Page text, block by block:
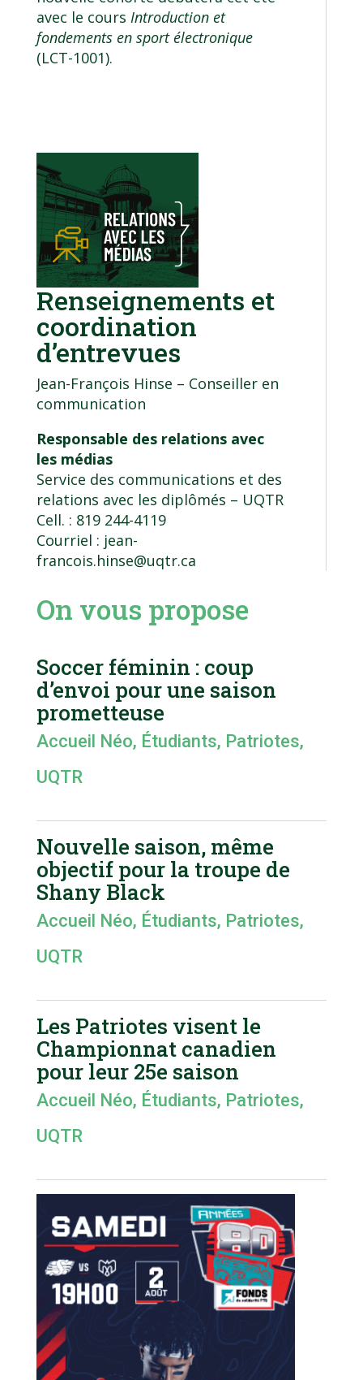
avec le cours Introduction et
fondements en sport électronique
(LCT-1001).
Renseignements et
coordination
d’entrevues
Jean-François Hinse – Conseiller en
communication
Responsable des relations avec
les médias
Service des communications et des
relations avec les diplômés – UQTR
Cell. : 819 244-4119
Courriel : jean-
francois.hinse@uqtr.ca
On vous propose
Soccer féminin : coup
d’envoi pour une saison
prometteuse
Accueil Néo, Étudiants, Patriotes,
UQTR
Nouvelle saison, même
objectif pour la troupe de
Shany Black
Accueil Néo, Étudiants, Patriotes,
UQTR
Les Patriotes visent le
Championnat canadien
pour leur 25e saison
Accueil Néo, Étudiants, Patriotes,
UQTR